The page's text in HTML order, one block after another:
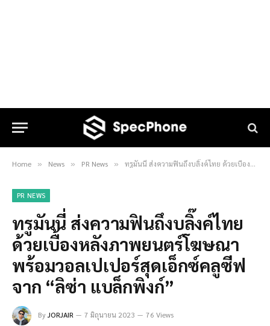
Home » News » PR News » ทรูมันนี่ ส่งความฟินถึงบลิ๊งค์ไทย ด้วยเบื้องหลังภาพยนตร์โฆษณา พร้อมวอลเปเปอร์สุดเอ็กซ์คลูซีฟจาก “ลิซ่า แบล็กพิงก์”
PR NEWS
ทรูมันนี่ ส่งความฟินถึงบลิ๊งค์ไทย
ด้วยเบื้องหลังภาพยนตร์โฆษณา
พร้อมวอลเปเปอร์สุดเอ็กซ์คลูซีฟ
จาก “ลิซ่า แบล็กพิงก์”
ByJORJAIR 7 มิถุนายน 2023 76 Views